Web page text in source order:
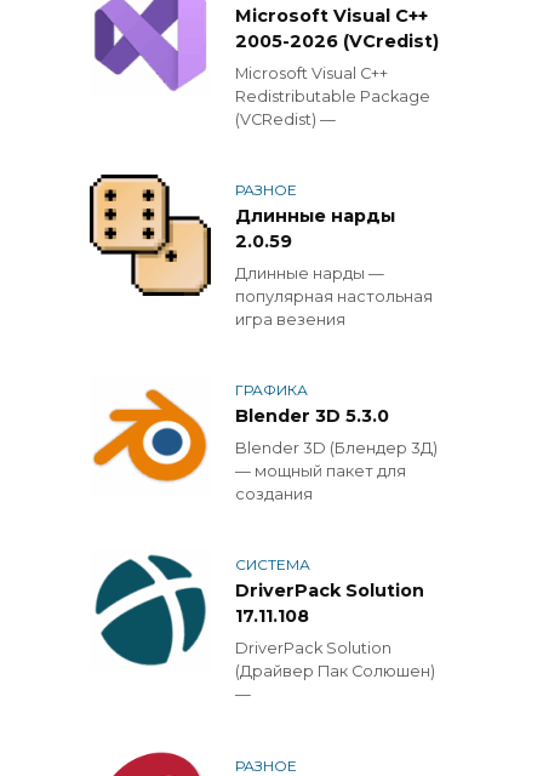
Microsoft Visual C++
2005-2026 (VCredist)
Microsoft Visual C++
Redistributable Package
(VCRedist) —
РАЗНОЕ
Длинные нарды
2.0.59
Длинные нарды —
популярная настольная
игра везения
ГРАФИКА
Blender 3D 5.3.0
Blender 3D (Блендер 3Д)
— мощный пакет для
создания
СИСТЕМА
DriverPack Solution
17.11.108
DriverPack Solution
(Драйвер Пак Солюшен)
—
РАЗНОЕ